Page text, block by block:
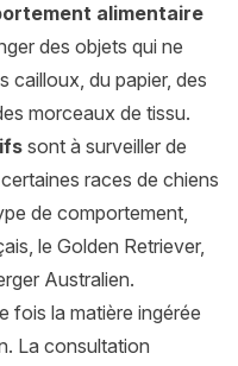
alimentaire
des objets qui ne
cailloux, du papier, des
morceaux de tissu.
sont à surveiller de
races de chiens
de comportement,
le Golden Retriever,
Australien.
fois la matière ingérée
La consultation